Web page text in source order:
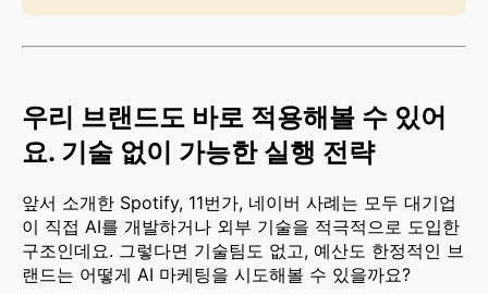
우리 브랜드도 바로 적용해볼 수 있어
요. 기술 없이 가능한 실행 전략
앞서 소개한 Spotify, 11번가, 네이버 사례는 모두 대기업
이 직접 AI를 개발하거나 외부 기술을 적극적으로 도입한
구조인데요. 그렇다면 기술팀도 없고, 예산도 한정적인 브
랜드는 어떻게 AI 마케팅을 시도해볼 수 있을까요?